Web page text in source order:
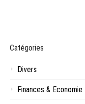
Catégories
Divers
Finances & Economie